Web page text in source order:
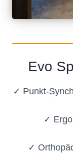
Evo
✓ Punkt-
✓
✓